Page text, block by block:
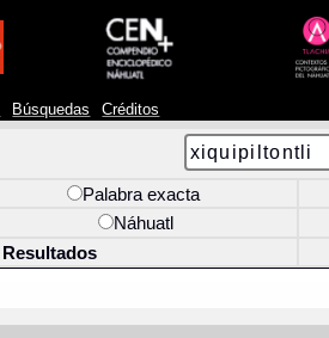
Búsquedas Créditos
Palabra exacta
Náhuatl
Resultados